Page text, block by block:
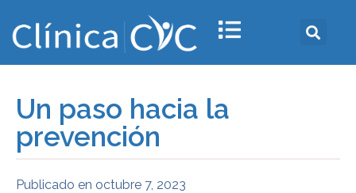
Un paso hacia la
prevención
Publicado en octubre 7, 2023